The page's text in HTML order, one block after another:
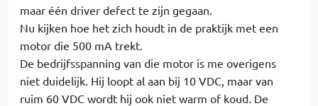
maar één driver defect te zijn gegaan.
Nu kijken hoe het zich houdt in de praktijk met een
motor die 500 mA trekt.
De bedrijfsspanning van die motor is me overigens
niet duidelijk. Hij loopt al aan bij 10 VDC, maar van
ruim 60 VDC wordt hij ook niet warm of koud. De